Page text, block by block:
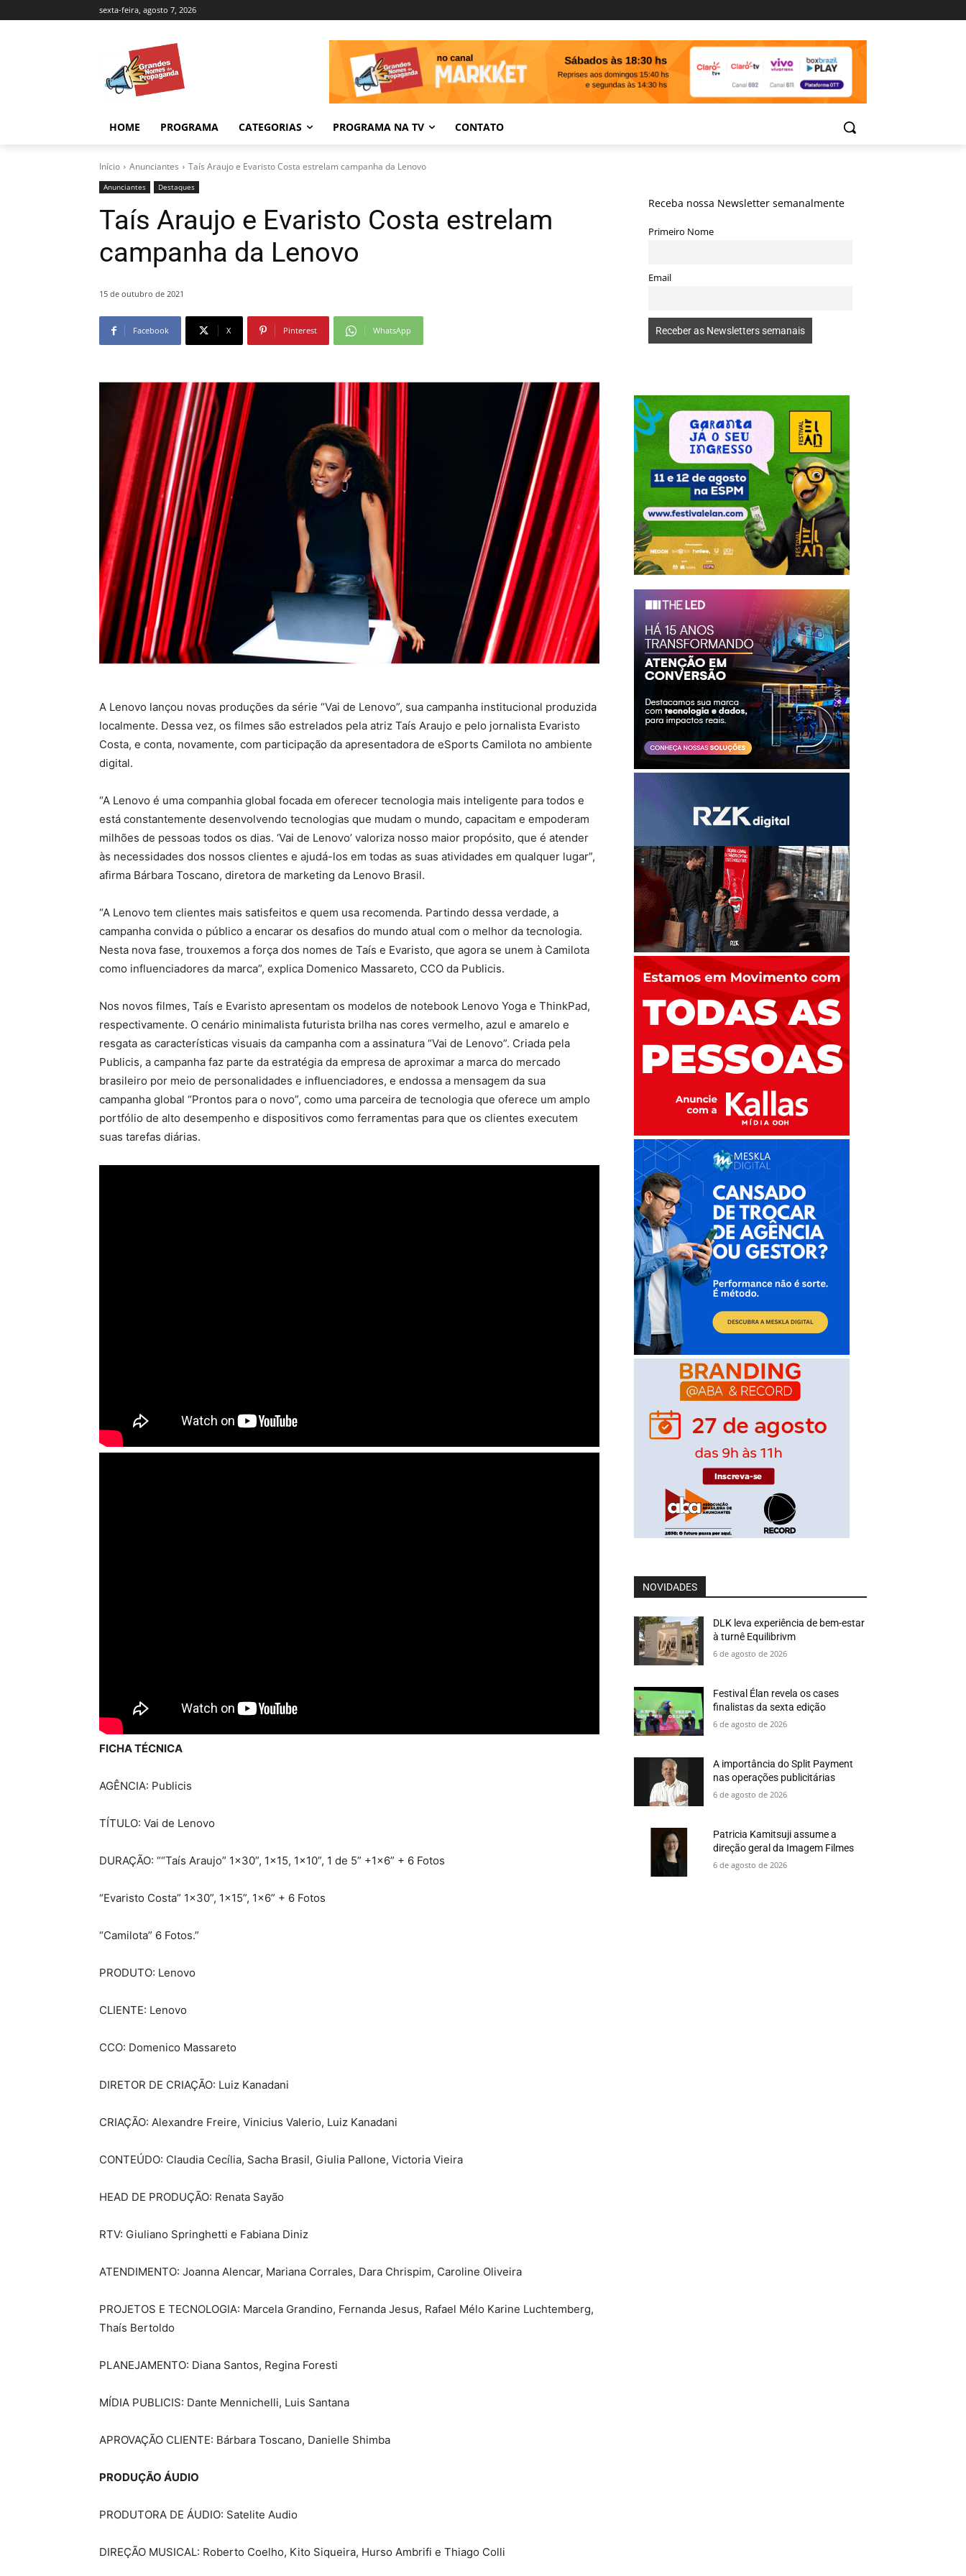
sexta-feira, agosto 7, 2026
HOME PROGRAMA CATEGORIAS PROGRAMA NA TV CONTATO
Início Anunciantes Taís Araujo e Evaristo Costa estrelam campanha da Lenovo
Anunciantes Destaques
Taís Araujo e Evaristo Costa estrelam
campanha da Lenovo
15 de outubro de 2021
Facebook X Pinterest WhatsApp
A Lenovo lançou novas produções da série “Vai de Lenovo”, sua campanha institucional produzida
localmente. Dessa vez, os filmes são estrelados pela atriz Taís Araujo e pelo jornalista Evaristo
Costa, e conta, novamente, com participação da apresentadora de eSports Camilota no ambiente
digital.
“A Lenovo é uma companhia global focada em oferecer tecnologia mais inteligente para todos e
está constantemente desenvolvendo tecnologias que mudam o mundo, capacitam e empoderam
milhões de pessoas todos os dias. ‘Vai de Lenovo’ valoriza nosso maior propósito, que é atender
às necessidades dos nossos clientes e ajudá-los em todas as suas atividades em qualquer lugar”,
afirma Bárbara Toscano, diretora de marketing da Lenovo Brasil.
“A Lenovo tem clientes mais satisfeitos e quem usa recomenda. Partindo dessa verdade, a
campanha convida o público a encarar os desafios do mundo atual com o melhor da tecnologia.
Nesta nova fase, trouxemos a força dos nomes de Taís e Evaristo, que agora se unem à Camilota
como influenciadores da marca”, explica Domenico Massareto, CCO da Publicis.
Nos novos filmes, Taís e Evaristo apresentam os modelos de notebook Lenovo Yoga e ThinkPad,
respectivamente. O cenário minimalista futurista brilha nas cores vermelho, azul e amarelo e
resgata as características visuais da campanha com a assinatura “Vai de Lenovo”. Criada pela
Publicis, a campanha faz parte da estratégia da empresa de aproximar a marca do mercado
brasileiro por meio de personalidades e influenciadores, e endossa a mensagem da sua
campanha global “Prontos para o novo”, como uma parceira de tecnologia que oferece um amplo
portfólio de alto desempenho e dispositivos como ferramentas para que os clientes executem
suas tarefas diárias.
FICHA TÉCNICA
AGÊNCIA: Publicis
TÍTULO: Vai de Lenovo
DURAÇÃO: ““Taís Araujo” 1×30”, 1×15, 1×10”, 1 de 5” +1×6” + 6 Fotos
“Evaristo Costa” 1×30”, 1×15”, 1×6” + 6 Fotos
“Camilota” 6 Fotos.”
PRODUTO: Lenovo
CLIENTE: Lenovo
CCO: Domenico Massareto
DIRETOR DE CRIAÇÃO: Luiz Kanadani
CRIAÇÃO: Alexandre Freire, Vinicius Valerio, Luiz Kanadani
CONTEÚDO: Claudia Cecília, Sacha Brasil, Giulia Pallone, Victoria Vieira
HEAD DE PRODUÇÃO: Renata Sayão
RTV: Giuliano Springhetti e Fabiana Diniz
ATENDIMENTO: Joanna Alencar, Mariana Corrales, Dara Chrispim, Caroline Oliveira
PROJETOS E TECNOLOGIA: Marcela Grandino, Fernanda Jesus, Rafael Mélo Karine Luchtemberg,
Thaís Bertoldo
PLANEJAMENTO: Diana Santos, Regina Foresti
MÍDIA PUBLICIS: Dante Mennichelli, Luis Santana
APROVAÇÃO CLIENTE: Bárbara Toscano, Danielle Shimba
PRODUÇÃO ÁUDIO
PRODUTORA DE ÁUDIO: Satelite Audio
DIREÇÃO MUSICAL: Roberto Coelho, Kito Siqueira, Hurso Ambrifi e Thiago Colli
Receba nossa Newsletter semanalmente
Primeiro Nome
Email
NOVIDADES
DLK leva experiência de bem-estar
à turnê Equilibrivm
6 de agosto de 2026
Festival Élan revela os cases
finalistas da sexta edição
6 de agosto de 2026
A importância do Split Payment
nas operações publicitárias
6 de agosto de 2026
Patricia Kamitsuji assume a
direção geral da Imagem Filmes
6 de agosto de 2026